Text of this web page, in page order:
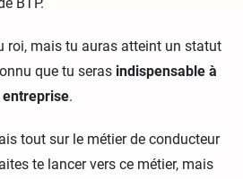
roi, mais tu auras atteint un statut
que tu seras indispensable à
entreprise.
tout sur le métier de conducteur
te lancer vers ce métier, mais